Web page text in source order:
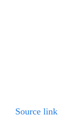
Source link